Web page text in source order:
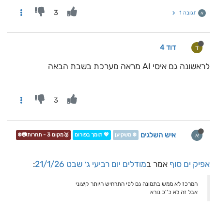
א תגובה 1 3
ד דוד 4
לראשונה גם איסי AI מראה מערכת בשבת הבאה
3
א איש השלגים ❄️ משקיען 💖 תומך בפורום 🥉מקום 3 - תחרות📷❄️
אפיק ים סוף אמר במודלים יום רביעי ג׳ שבט 21/1/26 :
המרכז לא ממש בתמונה גם לפי התרחיש היותר קיצוני
אבל זה לא כ''כ נורא